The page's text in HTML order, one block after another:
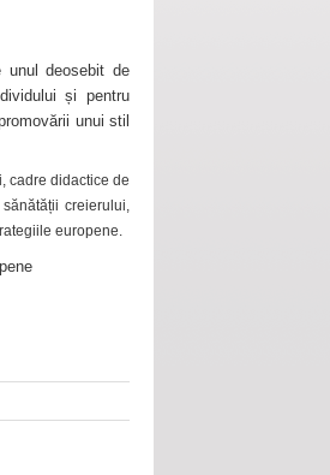
unul deosebit de
și pentru
unui stil
cadre didactice de
creierului,
europene.